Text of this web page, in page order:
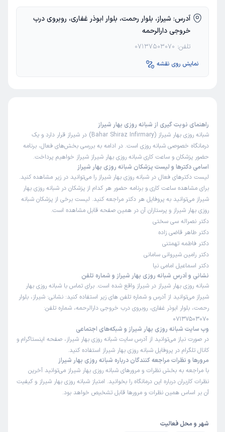
محمدهادی
نوبت از دکترتو
اینپزشکرا پیشنهاد میکنم
زمان انتظار:15-45 دقیقه
برخورد مناسب توضیحات کافی
پذیرش خوب
تعرفه مناسب
آدرس: شیراز، بلوار رحمت، بلوار ابوذر غفاری، روبروی درب
خروجی دارالرحمه
تلفن: 07137503070
نمایش روی نقشه
راهنمای نوبت گیری از شبانه روزی بهار شیراز
شبانه روزی بهار شیراز (Bahar Shiraz Infirmary) در شیراز قرار دارد و یک
درمانگاه خصوصی شبانه روزی است. در ادامه به بررسی بخش‌های فعال، برنامه
حضور پزشکان و ساعت کاری شبانه روزی بهار شیراز شیراز خواهیم پرداخت.
اسامی دکترها و لیست پزشکان شبانه روزی بهار شیراز
لیست دکترهای فعال در شبانه روزی بهار شیراز را می‌توانید در زیر مشاهده کنید.
برای مشاهده ساعت کاری و برنامه حضور هر کدام از پزشکان در شبانه روزی بهار
شیراز می‌توانید به پروفایل هر دکتر مراجعه کنید. لیست برخی از پزشکان شبانه
روزی بهار شیراز و پرستاران آن در همین صفحه قابل مشاهده است.
دکتر نصراله سی سختی
دکتر طاهر قاضی زاده
دکتر فاطمه تهمتنی
دکتر رامین شیروانی سامانی
دکتر اسماعیل امامی نیا
نشانی و آدرس شبانه روزی بهار شیراز و شماره تلفن
شبانه روزی بهار شیراز در شیراز واقع شده است. برای تماس با شبانه روزی بهار
شیراز می‌توانید از آدرس و شماره تلفن های زیر استفاده کنید: نشانی: شیراز، بلوار
رحمت، بلوار ابوذر غفاری، روبروی درب خروجی دارالرحمه، شماره تلفن:
07137503070
وب سایت شبانه روزی بهار شیراز و شبکه‌های اجتماعی
در صورت نیاز می‌توانید از آدرس سایت شبانه روزی بهار شیراز، صفحه اینستاگرام و
کانال تلگرام در پروفایل شبانه روزی بهار شیراز استفاده کنید.
مرورها و نظرات مراجعه کنندگان درباره شبانه روزی بهار شیراز
با مراجعه به بخش نظرات و مرورهای شبانه روزی بهار شیراز می‌توانید آخرین
نظرات کاربران درباره این درمانگاه را بخوانید. امتیاز شبانه روزی بهار شیراز و کیفیت
آن بر اساس همین نظرات و مرورها قابل تشخیص خواهد بود.
شهر و محل فعالیت